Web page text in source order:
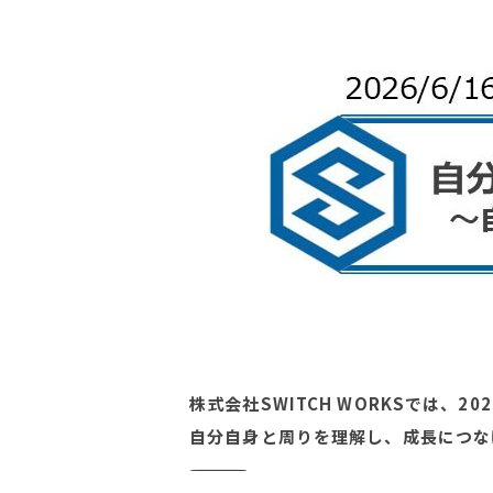
株式会社SWITCH WORKSでは、
自分自身と周りを理解し、成長につ
――――――――――――――――――――――――